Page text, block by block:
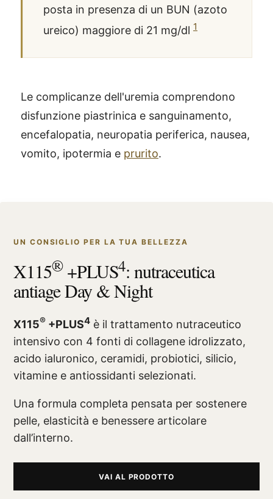
posta in presenza di un BUN (azoto
ureico) maggiore di 21 mg/dl 1
Le complicanze dell'uremia comprendono
disfunzione piastrinica e sanguinamento,
encefalopatia, neuropatia periferica, nausea,
vomito, ipotermia e prurito.
UN CONSIGLIO PER LA TUA BELLEZZA
X115®+PLUS4: nutraceutica
antiage Day & Night
X115® +PLUS4 è il trattamento nutraceutico
intensivo con 4 fonti di collagene idrolizzato,
acido ialuronico, ceramidi, probiotici, silicio,
vitamine e antiossidanti selezionati.
Una formula completa pensata per sostenere
pelle, elasticità e benessere articolare
dall’interno.
VAI AL PRODOTTO